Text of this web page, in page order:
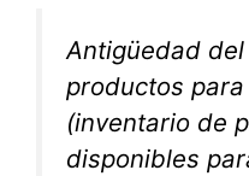
Antigüedad
productos
(inventario de
disponibles